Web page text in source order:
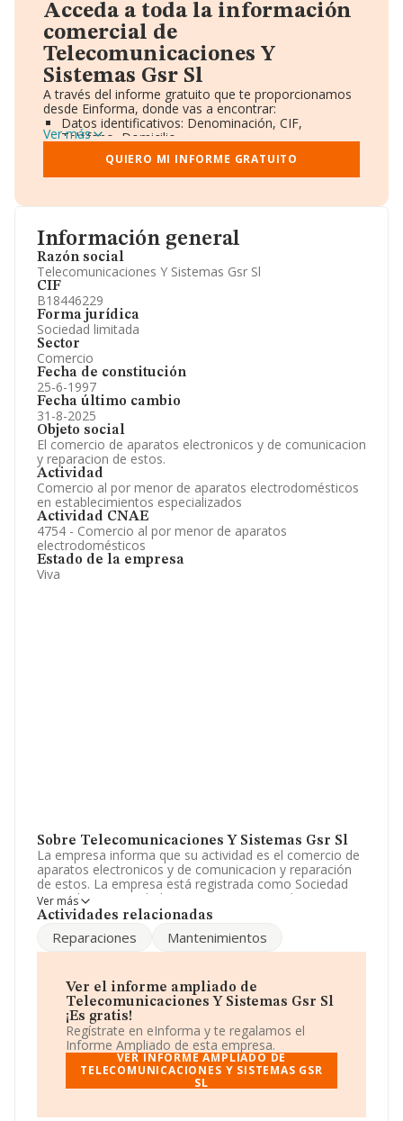
Información general
Razón social
Telecomunicaciones Y Sistemas Gsr Sl
CIF
B18446229
Forma jurídica
Sociedad limitada
Sector
Comercio
Fecha de constitución
25-6-1997
Fecha último cambio
31-8-2025
Objeto social
El comercio de aparatos electronicos y de comunicacion
y reparacion de estos.
Actividad
Comercio al por menor de aparatos electrodomésticos
en establecimientos especializados
Actividad CNAE
4754 - Comercio al por menor de aparatos
electrodomésticos
Estado de la empresa
Viva
Sobre Telecomunicaciones Y Sistemas Gsr Sl
La empresa informa que su actividad es el comercio de
aparatos electronicos y de comunicacion y reparación
de estos. La empresa está registrada como Sociedad
Limitada. Su actividad CNAE es 'Comercio al por menor
de aparatos electrodomésticos en establecimientos
importación y/o exportación.
permanecido igual y teniendo en cuenta la información
disponible en INFORMA, ha dispuesto de un número de
empleados por encima de la media de sector.
Dentro del ranking de empresas elaborado por
INFORMA, atendiendo a los niveles de facturación,
podemos decir de la compañía que: en 2024, en la
clasificación del sector, la empresa se ha colocado 280
anterior estaba en 571). En el ranking del sector, delante
Ver más
Actividades relacionadas
Reparaciones Mantenimientos
Ver el informe ampliado de
Telecomunicaciones Y Sistemas Gsr Sl
¡Es gratis!
Regístrate en eInforma y te regalamos el
Informe Ampliado de esta empresa.
VER INFORME AMPLIADO DE
TELECOMUNICACIONES Y SISTEMAS GSR
SL
Acceda a toda la información
comercial de
Telecomunicaciones Y
Sistemas Gsr Sl
A través del informe gratuito que te proporcionamos
desde Einforma, donde vas a encontrar:
Datos identificativos: Denominación, CIF,
Teléfono, Domicilio.
Informe Mercantil Completo (BORME).
Gráficos de Evolución Ventas y Empleados.
Consejo de Administración y Administradores.
Accionistas.
Artículos de prensa publicados sobre la empresa.
Información oficial y registral complementaria.
Ver más
QUIERO MI INFORME GRATUITO